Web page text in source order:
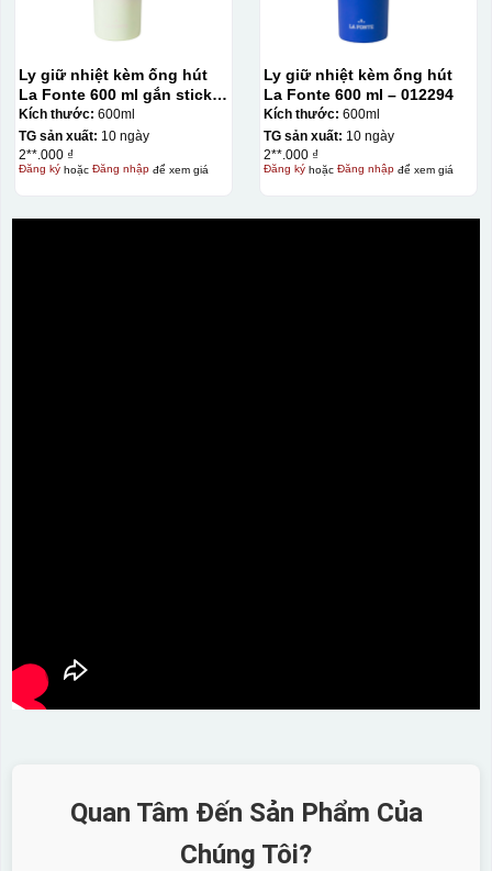
Ly giữ nhiệt kèm ống hút
La Fonte 600 ml gắn sticker
– 012294
Kích thước: 600ml
TG sản xuất: 10 ngày
2**.000 ₫
Đăng kýhoặc Đăng nhậpđể xem giá
Ly giữ nhiệt kèm ống hút
La Fonte 600 ml – 012294
Kích thước: 600ml
TG sản xuất: 10 ngày
2**.000 ₫
Đăng kýhoặc Đăng nhậpđể xem giá
Quan Tâm Đến Sản Phẩm Của
Chúng Tôi?